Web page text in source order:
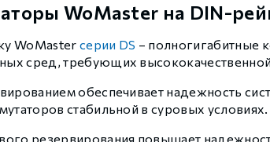
WoMaster на DIN-
WoMaster серии DS – полногигабитные
сред, требующих
обеспечивает надежность
стабильной в суровых условиях.
резервирования повышает